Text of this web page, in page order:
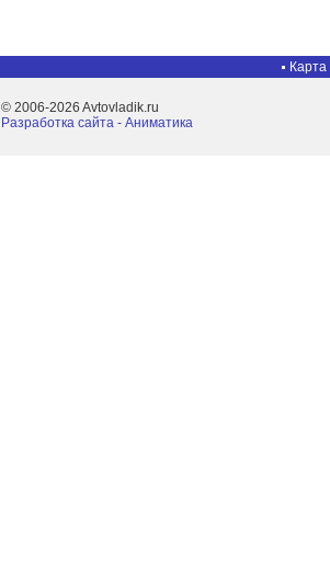
Карта
© 2006-2026 Avtovladik.ru
Разработка сайта - Aниматика